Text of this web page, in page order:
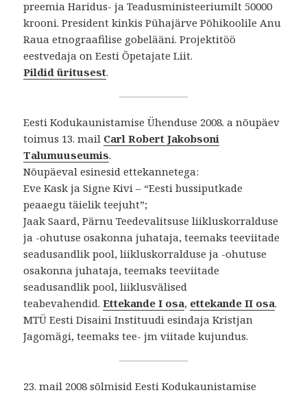
preemia Haridus- ja Teadusministeeriumilt 50000
krooni. President kinkis Pühajärve Põhikoolile Anu
Raua etnograafilise gobelääni. Projektitöö
eestvedaja on Eesti Õpetajate Liit.
Pildid üritusest.
Eesti Kodukaunistamise Ühenduse 2008. a nõupäev
toimus 13. mail Carl Robert Jakobsoni
Talumuuseumis.
Nõupäeval esinesid ettekannetega:
Eve Kask ja Signe Kivi – “Eesti bussiputkade
peaaegu täielik teejuht”;
Jaak Saard, Pärnu Teedevalitsuse liikluskorralduse
ja -ohutuse osakonna juhataja, teemaks teeviitade
seadusandlik pool, liikluskorralduse ja -ohutuse
osakonna juhataja, teemaks teeviitade
seadusandlik pool, liiklusvälised
teabevahendid.Ettekande I osa, ettekande II osa.
MTÜ Eesti Disaini Instituudi esindaja Kristjan
Jagomägi, teemaks tee- jm viitade kujundus.
23. mail 2008 sõlmisid Eesti Kodukaunistamise